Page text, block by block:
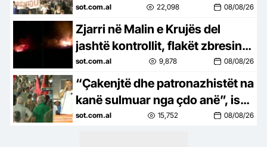
Bulevard: Nesër më shumë!
sot.com.al 22,098 08/08/26
Zjarri në Malin e Krujës del
jashtë kontrollit, flakët zbresin
drejt zonave të banuara
sot.com.al 9,878 08/08/26
“Çakenjtë dhe patronazhistët na
kanë sulmuar nga çdo anë”, ish-
luftëtari i UÇK-së: Destinacioni
sot.com.al 15,752 08/08/26